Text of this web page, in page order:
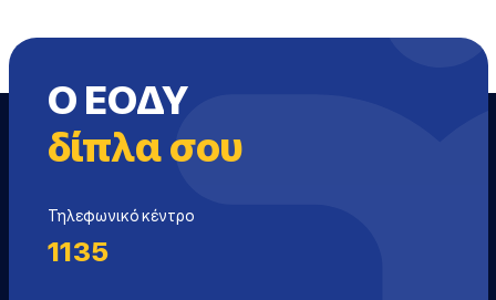
Ο ΕΟΔΥ
δίπλα σου
Τηλεφωνικό κέντρο
1135